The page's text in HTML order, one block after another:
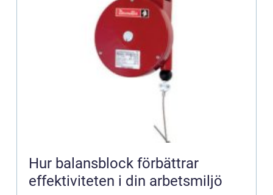
Hur balansblock förbättrar
effektiviteten i din arbetsmiljö